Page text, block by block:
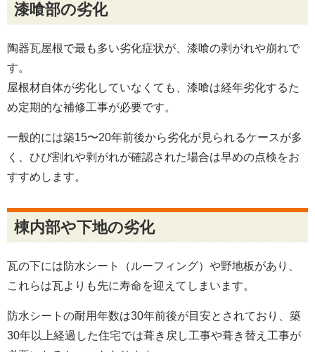
漆喰部の劣化
陶器瓦屋根で最も多い劣化症状が、漆喰の剥がれや崩れで
す。
屋根材自体が劣化していなくても、漆喰は経年劣化するた
め定期的な補修工事が必要です。
一般的には築15〜20年前後から劣化が見られるケースが多
く、ひび割れや剥がれが確認された場合は早めの点検をお
すすめします。
棟内部や下地の劣化
瓦の下には防水シート（ルーフィング）や野地板があり、
これらは瓦よりも先に寿命を迎えてしまいます。
防水シートの耐用年数は30年前後が目安とされており、築
30年以上経過した住宅では葺き戻し工事や葺き替え工事が